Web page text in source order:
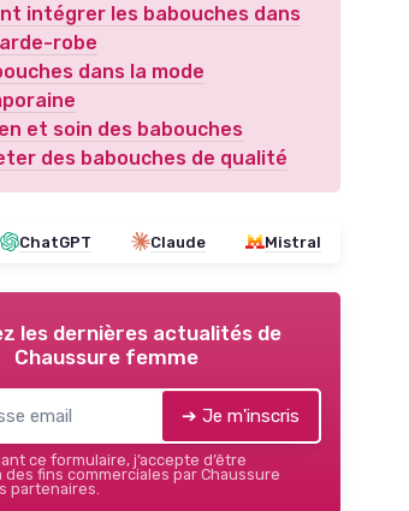
intégrer les babouches dans
robe
dans la mode
et soin des babouches
des babouches de qualité
ChatGPT Claude Mistral
les dernières actualités de
Chaussure femme
➔ Je m'inscris
ce formulaire, j’accepte d’être
des fins commerciales par Chaussure
partenaires.